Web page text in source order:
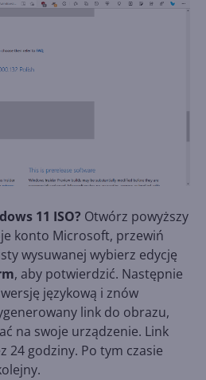
11 ISO? Otwórz powyższy
konto Microsoft, przewiń
wysuwanej wybierz edycję
, aby potwierdzić. Następnie
językową i znów
link do obrazu,
na swoje urządzenie. Link
24 godziny. Po tym czasie